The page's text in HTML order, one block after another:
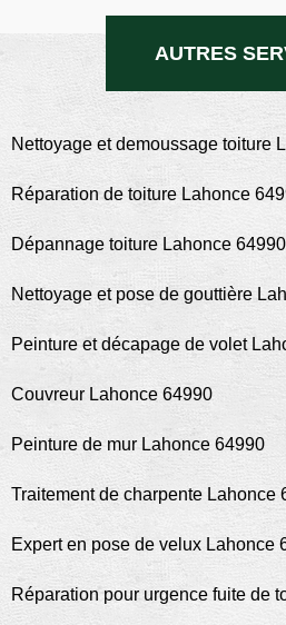
AUTRES
Nettoyage et demoussage toiture
Réparation de toiture Lahonce
Dépannage toiture Lahonce 64990
Nettoyage et pose de gouttière
Peinture et décapage de volet
Couvreur Lahonce 64990
Peinture de mur Lahonce 64990
Traitement de charpente Lahonce
Expert en pose de velux Lahonce
Réparation pour urgence fuite de